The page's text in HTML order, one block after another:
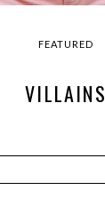
FEATURED
VILLAINS